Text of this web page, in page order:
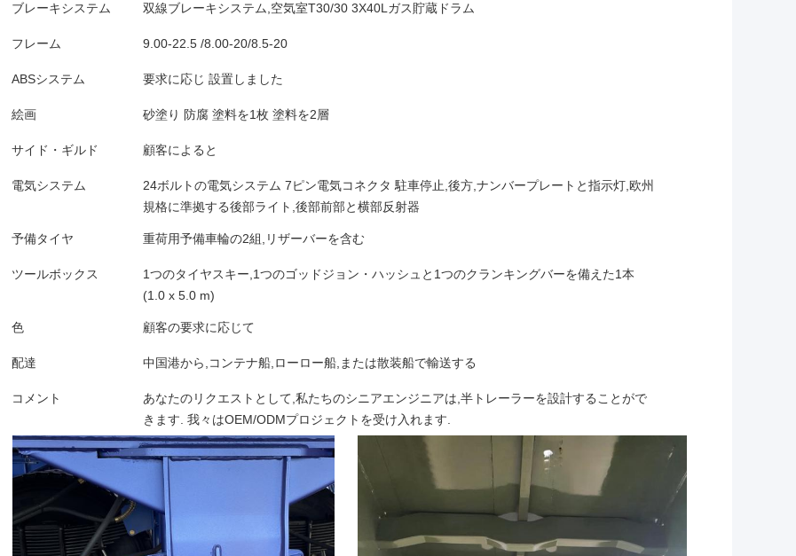
ブレーキシステム 双線ブレーキシステム,空気室T30/30 3X40Lガス貯蔵ドラム
フレーム 9.00-22.5 /8.00-20/8.5-20
ABSシステム 要求に応じ 設置しました
絵画 砂塗り 防腐 塗料を1枚 塗料を2層
サイド・ギルド 顧客によると
電気システム
24ボルトの電気システム 7ピン電気コネクタ 駐車停止,後方,ナンバープレートと指示灯,欧州
規格に準拠する後部ライト,後部前部と横部反射器
予備タイヤ 重荷用予備車輪の2組,リザーバーを含む
ツールボックス
1つのタイヤスキー,1つのゴッドジョン・ハッシュと1つのクランキングバーを備えた1本
(1.0 x 5.0 m)
色 顧客の要求に応じて
配達 中国港から,コンテナ船,ローロー船,または散装船で輸送する
コメント
あなたのリクエストとして,私たちのシニアエンジニアは,半トレーラーを設計することがで
きます. 我々はOEM/ODMプロジェクトを受け入れます.